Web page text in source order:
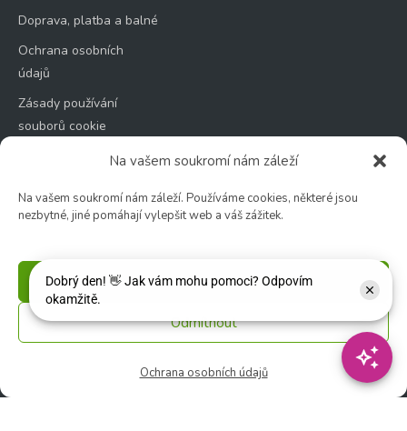
Na vašem soukromí nám záleží
Na vašem soukromí nám záleží. Používáme cookies, některé jsou
nezbytné, jiné pomáhají vylepšit web a váš zážitek.
Příjmout
Odmítnout
Ochrana osobních údajů
Doprava, platba a balné
Ochrana osobních
údajů
Zásady používání
souborů cookie
🕑 Pá – So: 9:00 – 18:00
🕑 Ut – Pá: 9:00 - 12:00 │ 13:00 - 17:00